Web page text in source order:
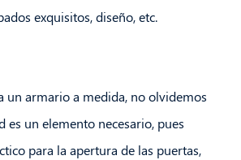
exquisitos, diseño, etc.
un armario a medida, no olvidemos
es un elemento necesario, pues
para la apertura de las puertas,